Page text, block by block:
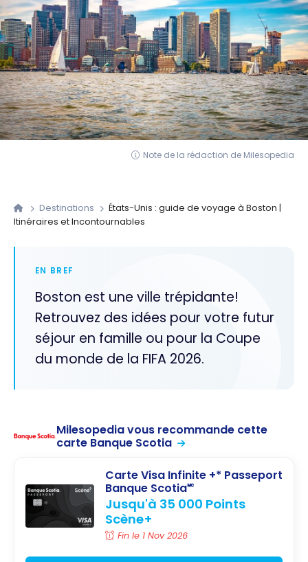
Note de la rédaction de Milesopedia
Destinations
États-Unis : guide de voyage à Boston |
Itinéraires et Incontournables
EN BREF
Boston est une ville trépidante!
Retrouvez des idées pour votre futur
séjour en famille ou pour la Coupe
du monde de la FIFA 2026.
Milesopedia vous recommande cette
carte Banque Scotia
Carte Visa Infinite +* Passeport
Banque Scotia🅪
Jusqu'à 35 000 Points
Scène+
Fin le 1 Nov 2026